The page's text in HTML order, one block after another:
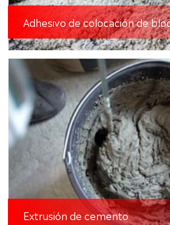
Adhesivo de colocación de
Extrusión de cemento